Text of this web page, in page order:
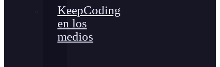
KeepCoding
en los
medios